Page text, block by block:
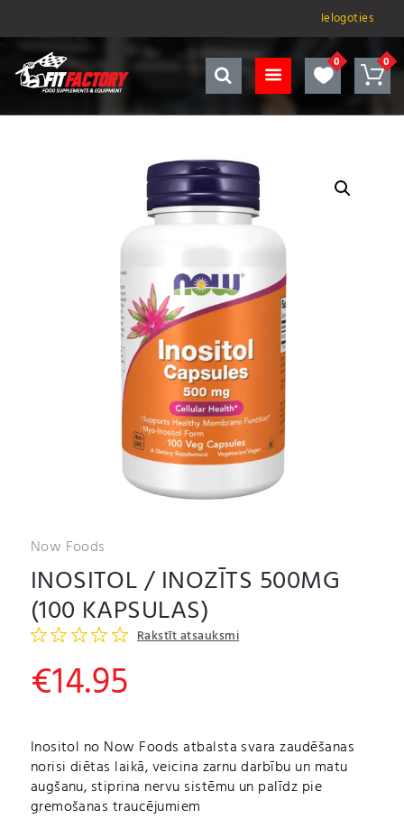
Ielogoties
Now Foods
INOSITOL / INOZĪTS 500MG
(100 KAPSULAS)
Rakstīt atsauksmi
€14.95
Inositol no Now Foods atbalsta svara zaudēšanas
norisi diētas laikā, veicina zarnu darbību un matu
augšanu, stiprina nervu sistēmu un palīdz pie
gremošanas traucējumiem